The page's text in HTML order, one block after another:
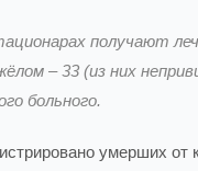
получают
– 33 (из них
больного.
умерших